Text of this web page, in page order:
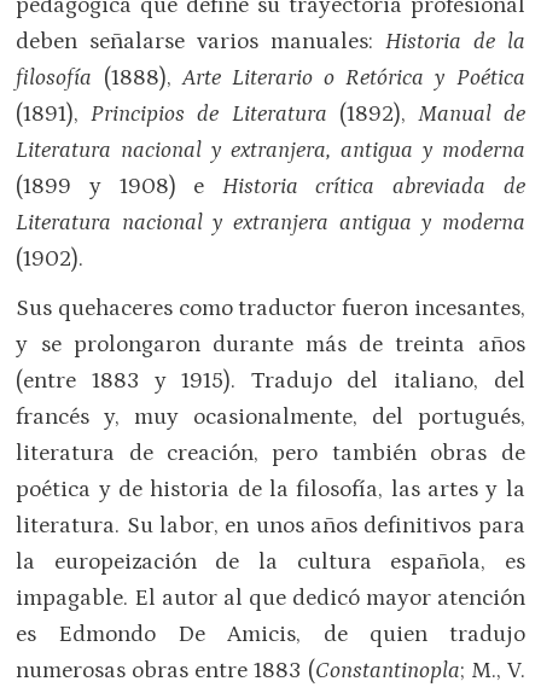
pedagógica que define su trayectoria profesional
deben señalarse varios manuales: Historia de la
filosofía (1888),Arte Literario o Retórica y Poética
(1891),Principios de Literatura (1892), Manual de
Literatura nacional y extranjera, antigua y moderna
(1899 y 1908) e Historia crítica abreviada de
Literatura nacional y extranjera antigua y moderna
(1902).
Sus quehaceres como traductor fueron incesantes,
y se prolongaron durante más de treinta años
(entre 1883 y 1915). Tradujo del italiano, del
francés y, muy ocasionalmente, del portugués,
literatura de creación, pero también obras de
poética y de historia de la filosofía, las artes y la
literatura. Su labor, en unos años definitivos para
la europeización de la cultura española, es
impagable. El autor al que dedicó mayor atención
es Edmondo De Amicis, de quien tradujo
numerosas obras entre 1883 (Constantinopla; M., V.